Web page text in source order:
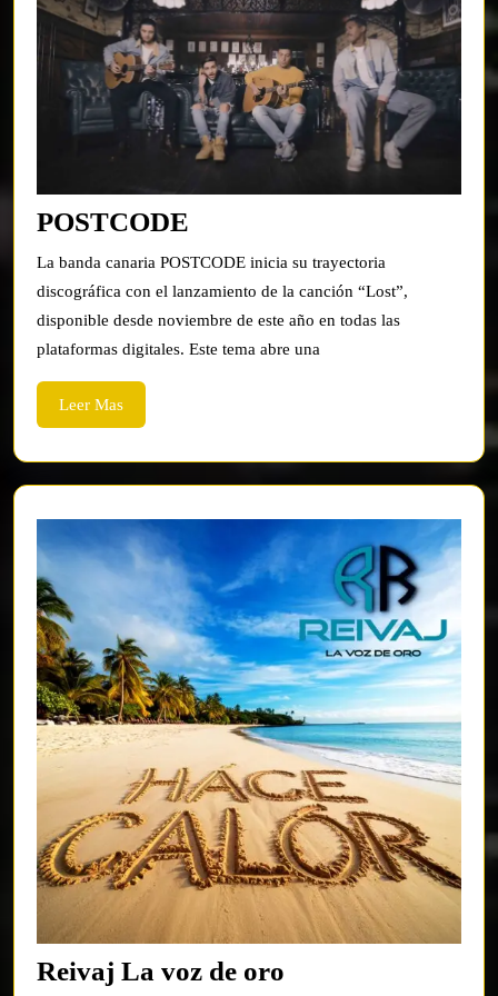
POSTCODE
La banda canaria POSTCODE inicia su trayectoria
discográfica con el lanzamiento de la canción “Lost”,
disponible desde noviembre de este año en todas las
plataformas digitales. Este tema abre una
Leer MasLeer
Mas
Reivaj La voz de oro